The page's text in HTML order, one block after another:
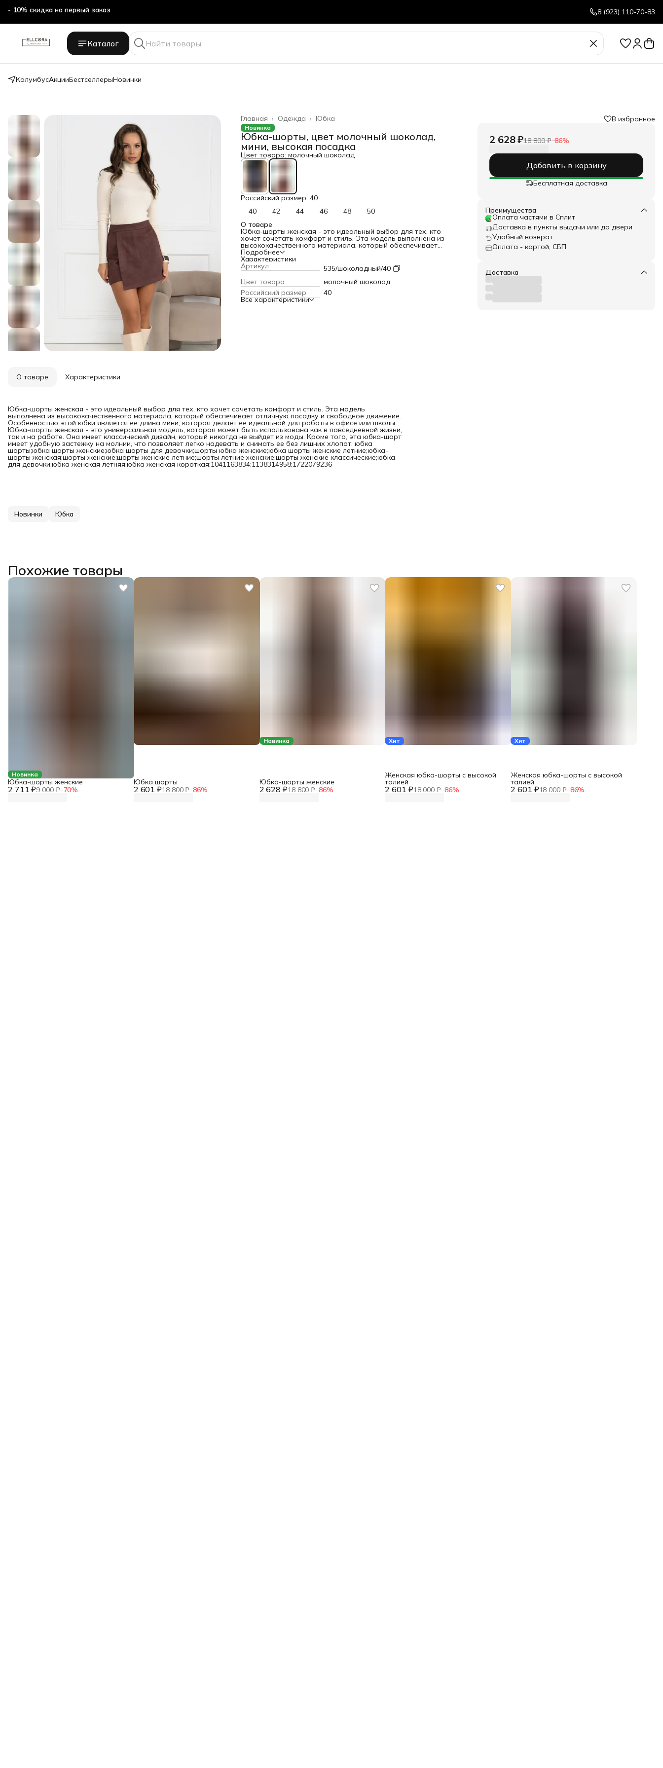
- 10% скидка на первый заказ 8 (923) 110-70-83
Каталог
КолумбусАкцииБестселлерыНовинки
Юбка
Одежда ›
Главная ›
Новинка
Юбка-шорты, цвет молочный шоколад,
мини, высокая посадка
Цвет товара: молочный шоколад
Российский размер: 40
40
42 44 46 48
50
О товаре
Юбка-шорты женская - это идеальный выбор для тех, кто
хочет сочетать комфорт и стиль. Эта модель выполнена из
высококачественного материала, который обеспечивает
отличную посадку и свободное движение. Особенностью этой
юбки является ее длина мини, которая делает ее идеальной
для работы в офисе или школы. Юбка-шорты женская - это
универсальная модель, которая может быть использована
как в повседневной жизни, так и на работе. Она имеет
классический дизайн, который никогда не выйдет из моды.
Кроме того, эта юбка-шорт имеет удобную застежку на
молнии, что позволяет легко надевать и снимать ее без
Подробнее
Характеристики
Артикул
535/шоколадный/40
Цвет товара
молочный шоколад
Российский размер
40
Все характеристики
В избранное
2 628 ₽18 800 ₽−86%
Добавить в корзину
Бесплатная доставка
Преимущества
Оплата частями в Сплит
Доставка в пункты выдачи или до двери
Удобный возврат
Оплата - картой, СБП
Доставка
О товаре Характеристики
Юбка-шорты женская - это идеальный выбор для тех, кто хочет сочетать комфорт и стиль. Эта модель
выполнена из высококачественного материала, который обеспечивает отличную посадку и свободное движение.
Особенностью этой юбки является ее длина мини, которая делает ее идеальной для работы в офисе или школы.
Юбка-шорты женская - это универсальная модель, которая может быть использована как в повседневной жизни,
так и на работе. Она имеет классический дизайн, который никогда не выйдет из моды. Кроме того, эта юбка-шорт
имеет удобную застежку на молнии, что позволяет легко надевать и снимать ее без лишних хлопот. юбка
шорты;юбка шорты женские;юбка шорты для девочки;шорты юбка женские;юбка шорты женские летние;юбка-
шорты женская;шорты женские;шорты женские летние;шорты летние женские;шорты женские классические;юбка
для девочки;юбка женская летняя;юбка женская короткая;1041163834;1138314958;1722079236
Новинки Юбка
Похожие товары
Новинка
2 711 ₽9 000 ₽−70%
Юбка-шорты женские
2 601 ₽18 800 ₽−86%
Юбка шорты
Новинка
2 628 ₽18 800 ₽−86%
Юбка-шорты женские
Хит
2 601 ₽18 000 ₽−86%
Женская юбка-шорты с высокой
талией
Хит
2 601 ₽18 000 ₽−86%
Женская юбка-шорты с высокой
талией